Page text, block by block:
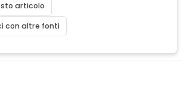
articolo
con altre fonti